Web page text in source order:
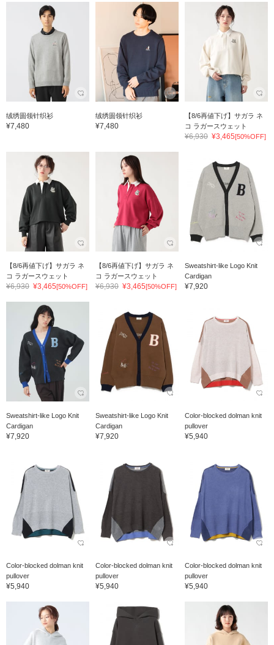
绒绣圆领针织衫
¥7,480
绒绣圆领针织衫
¥7,480
【8/6再値下げ】サガラ ネ
コ ラガースウェット
¥6,930 ¥3,465[50%OFF]
【8/6再値下げ】サガラ ネ
コ ラガースウェット
¥6,930 ¥3,465[50%OFF]
【8/6再値下げ】サガラ ネ
コ ラガースウェット
¥6,930 ¥3,465[50%OFF]
Sweatshirt-like Logo Knit
Cardigan
¥7,920
Sweatshirt-like Logo Knit
Cardigan
¥7,920
Sweatshirt-like Logo Knit
Cardigan
¥7,920
Color-blocked dolman knit
pullover
¥5,940
Color-blocked dolman knit
pullover
¥5,940
Color-blocked dolman knit
pullover
¥5,940
Color-blocked dolman knit
pullover
¥5,940